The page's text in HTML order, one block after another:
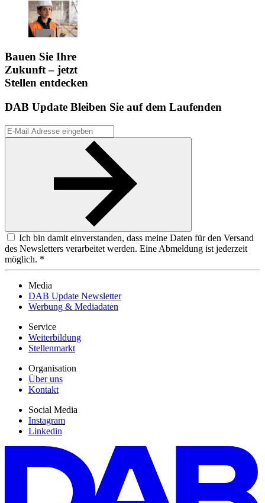
Bauen Sie Ihre
Zukunft – jetzt
Stellen entdecken
DAB Update Bleiben Sie auf dem Laufenden
Ich bin damit einverstanden, dass meine Daten für den Versand
des Newsletters verarbeitet werden. Eine Abmeldung ist jederzeit
möglich. *
Media
DAB Update Newsletter
Werbung & Mediadaten
Service
Weiterbildung
Stellenmarkt
Organisation
Über uns
Kontakt
Social Media
Instagram
Linkedin